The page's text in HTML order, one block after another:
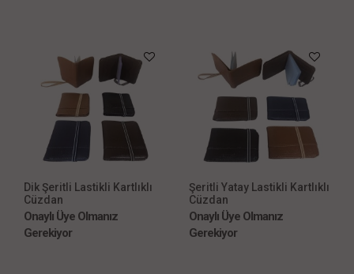
Dik Şeritli Lastikli Kartlıklı
Cüzdan
Onaylı Üye Olmanız
Gerekiyor
Şeritli Yatay Lastikli Kartlıklı
Cüzdan
Onaylı Üye Olmanız
Gerekiyor